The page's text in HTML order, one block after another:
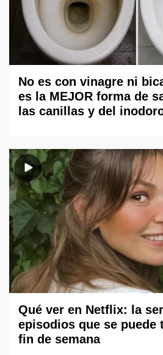
No es con vinagre ni
es la MEJOR forma de
las canillas y del
Qué ver en Netflix: la
episodios que se puede
fin de semana